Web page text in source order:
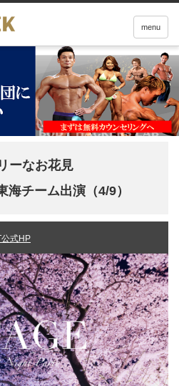
menu
ーなお花見
チーム出演（4/9）
式HP